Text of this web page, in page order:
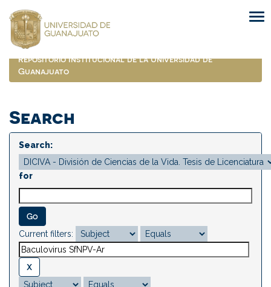
navigation
Repositorio Institucional de la Universidad de
Guanajuato
Search
Search:
for
Current filters: